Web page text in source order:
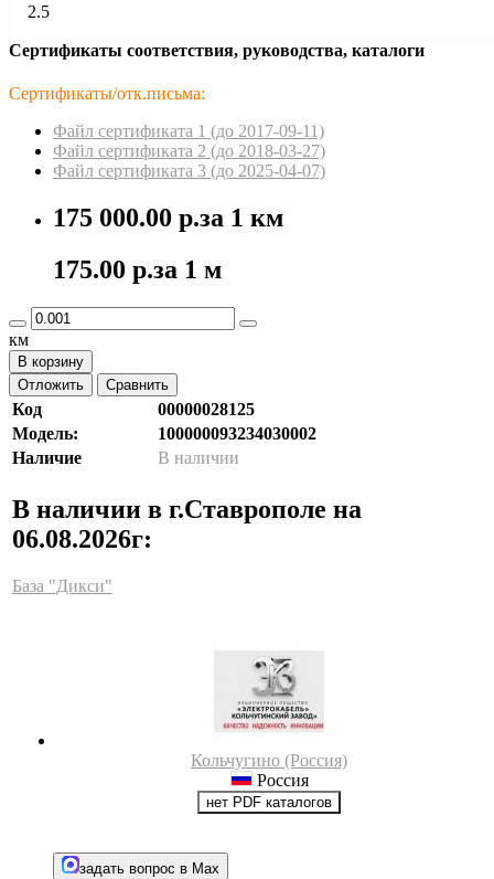
2.5
Сертификаты соответствия, руководства, каталоги
Сертификаты/отк.письма:
Файл сертификата 1 (до 2017-09-11)
Файл сертификата 2 (до 2018-03-27)
Файл сертификата 3 (до 2025-04-07)
175 000.00 р.за 1 км
175.00 р.за 1 м
км
В корзину
Отложить
Сравнить
Код
00000028125
Модель:
100000093234030002
Наличие
В наличии
В наличии в г.Ставрополе на
06.08.2026г:
База "Дикси"
Кольчугино (Россия)
Россия
нет PDF каталогов
задать вопрос в Max